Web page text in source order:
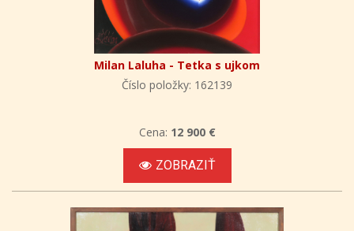
Milan Laluha - Tetka s ujkom
Číslo položky: 162139
Cena: 12 900 €
ZOBRAZIŤ